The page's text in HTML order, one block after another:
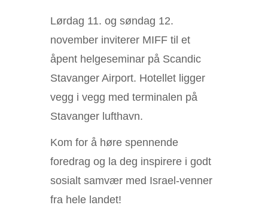
Lørdag 11. og søndag 12.
november inviterer MIFF til et
åpent helgeseminar på Scandic
Stavanger Airport. Hotellet ligger
vegg i vegg med terminalen på
Stavanger lufthavn.
Kom for å høre spennende
foredrag og la deg inspirere i godt
sosialt samvær med Israel-venner
fra hele landet!